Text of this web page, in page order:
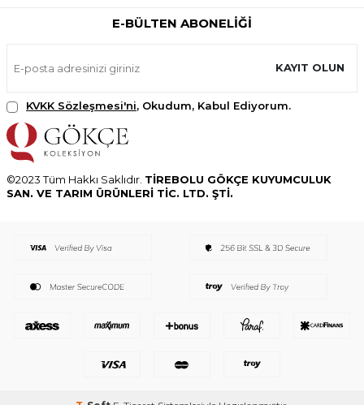
E-BÜLTEN ABONELIĞI
KAYIT OLUN
KVKK Sözleşmesi'ni, Okudum, Kabul Ediyorum.
©2023 Tüm Hakkı Saklıdır. TİREBOLU GÖKÇE KUYUMCULUK
SAN. VE TARIM ÜRÜNLERİ TİC. LTD. ŞTİ.